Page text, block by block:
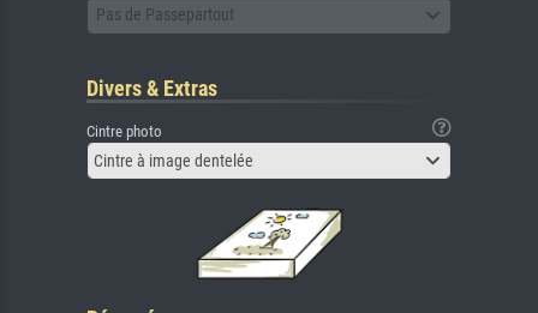
Pas de Passepartout
Divers & Extras
Cintre photo
Cintre à image dentelée